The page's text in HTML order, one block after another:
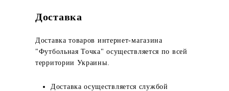
Доставка
Доставка товаров интернет-магазина
"Футбольная Точка" осуществляется по всей
территории Украины.
Доставка осуществляется службой